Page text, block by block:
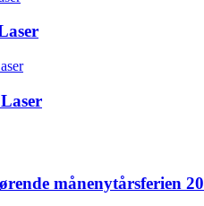
månenytårsferien